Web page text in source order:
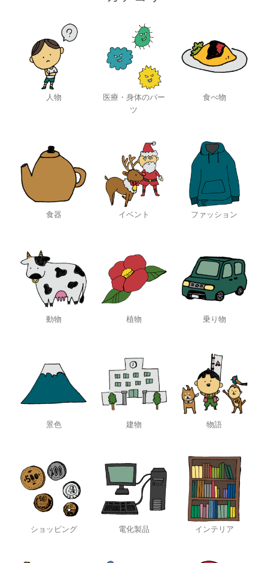
人物
医療・身体のパー
ツ
食べ物
食器 イベント ファッション
動物 植物 乗り物
景色 建物 物語
ショッピング 電化製品 インテリア